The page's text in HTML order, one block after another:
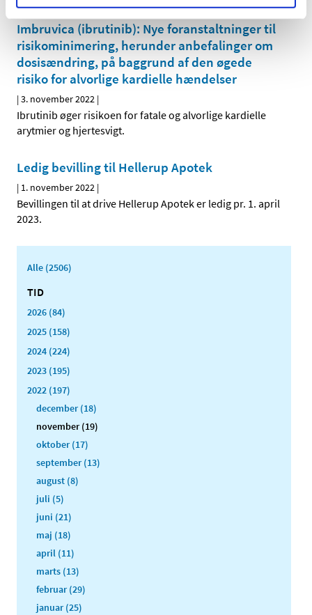
Imbruvica (ibrutinib): Nye foranstaltninger til
risikominimering, herunder anbefalinger om
dosisændring, på baggrund af den øgede
risiko for alvorlige kardielle hændelser
|3. november 2022 |
Ibrutinib øger risikoen for fatale og alvorlige kardielle
arytmier og hjertesvigt.
Ledig bevilling til Hellerup Apotek
| 1. november 2022 |
Bevillingen til at drive Hellerup Apotek er ledig pr. 1. april
2023.
Alle (2506)
TID
2026 (84)
2025 (158)
2024 (224)
2023 (195)
2022 (197)
december (18)
november (19)
oktober (17)
september (13)
august (8)
juli (5)
juni (21)
maj (18)
april (11)
marts (13)
februar (29)
januar (25)